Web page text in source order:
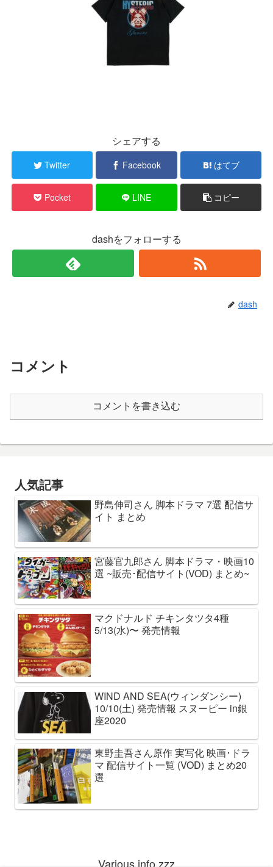
シェアする
Twitter Facebook はてブ
Pocket LINE コピー
dashをフォローする
dash
コメント
コメントを書き込む
人気記事
野島伸司さん 脚本ドラマ 7選 配信サ
イト まとめ
宮藤官九郎さん 脚本ドラマ・映画10
選 ~販売･配信サイト(VOD) まとめ~
マクドナルド チキンタツタ4種
5/13(水)〜 発売情報
WIND AND SEA(ウィンダンシー)
10/10(土) 発売情報 スヌーピー in銀
座2020
東野圭吾さん原作 実写化 映画･ドラ
マ 配信サイト一覧 (VOD) まとめ20
選
Various info zzz